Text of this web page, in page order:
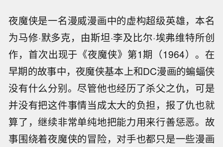
夜魔侠是一名漫威漫画中的虚构超级英雄，本名
为马修·默多克，由斯坦·李及比尔·埃弗维特所创
作，首次出现于《夜魔侠》第1期（1964）。在
早期的故事中，夜魔侠基本上和DC漫画的蝙蝠侠
没有什么分别。尽管他也经历了杀父之仇，可是
并没有把这件事情当成太大的负担，报了仇也就
算了，继续非常单纯地把能力用来行善惩恶。故
事围绕着夜魔侠的冒险，对手也都只是一些漫画